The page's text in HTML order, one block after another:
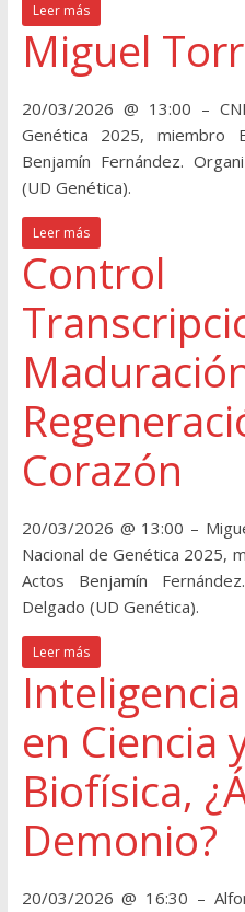
Leer más
Miguel
20/03/2026 @ 13:00 –
Genética 2025, miembro
Benjamín Fernández.
(UD Genética).
Leer más
Control
Corazón
20/03/2026 @ 13:00 –
Nacional de Genética 2025,
Actos Benjamín
Delgado (UD Genética).
Leer más
en Ciencia
Biofísica,
Demonio?
20/03/2026 @ 16:30 –